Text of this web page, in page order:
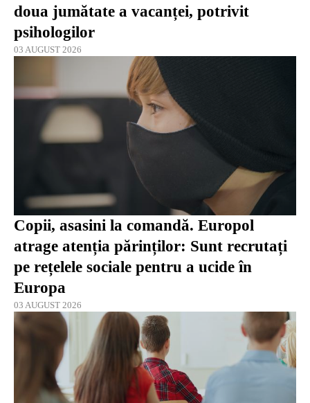
doua jumătate a vacanței, potrivit
psihologilor
03 AUGUST 2026
Copii, asasini la comandă. Europol
atrage atenția părinților: Sunt recrutați
pe rețelele sociale pentru a ucide în
Europa
03 AUGUST 2026